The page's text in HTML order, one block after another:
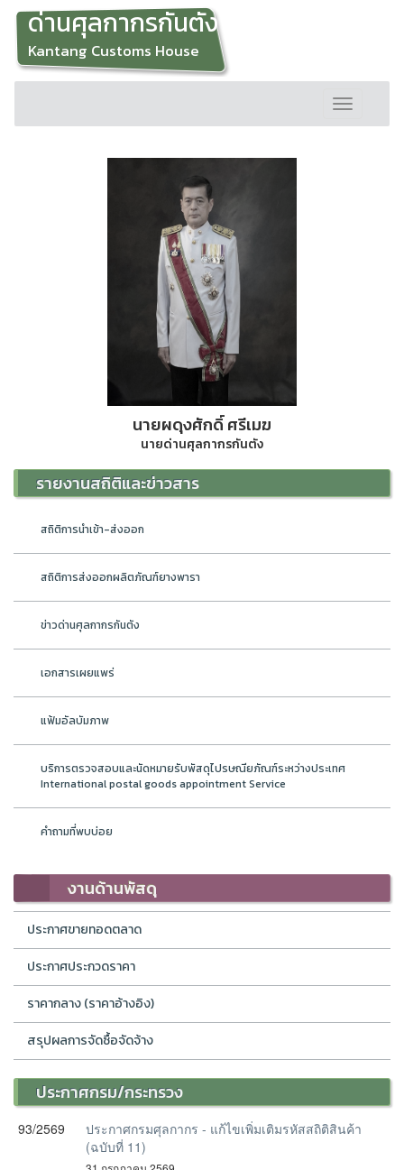
ด่านศุลกากรกันตัง
Kantang Customs House
Toggle
navigation
นายผดุงศักดิ์ ศรีเมฆ
นายด่านศุลกากรกันตัง
รายงานสถิติและข่าวสาร
สถิติการนำเข้า-ส่งออก
สถิติการส่งออกผลิตภัณฑ์ยางพารา
ข่าวด่านศุลกากรกันตัง
เอกสารเผยแพร่
แฟ้มอัลบัมภาพ
บริการตรวจสอบและนัดหมายรับพัสดุไปรษณียภัณฑ์ระหว่างประเทศ
International postal goods appointment Service
คำถามที่พบบ่อย
งานด้านพัสดุ
ประกาศขายทอดตลาด
ประกาศประกวดราคา
ราคากลาง (ราคาอ้างอิง)
สรุปผลการจัดซื้อจัดจ้าง
ประกาศกรม/กระทรวง
93/2569
ประกาศกรมศุลกากร - แก้ไขเพิ่มเติมรหัสสถิติสินค้า
(ฉบับที่ 11)